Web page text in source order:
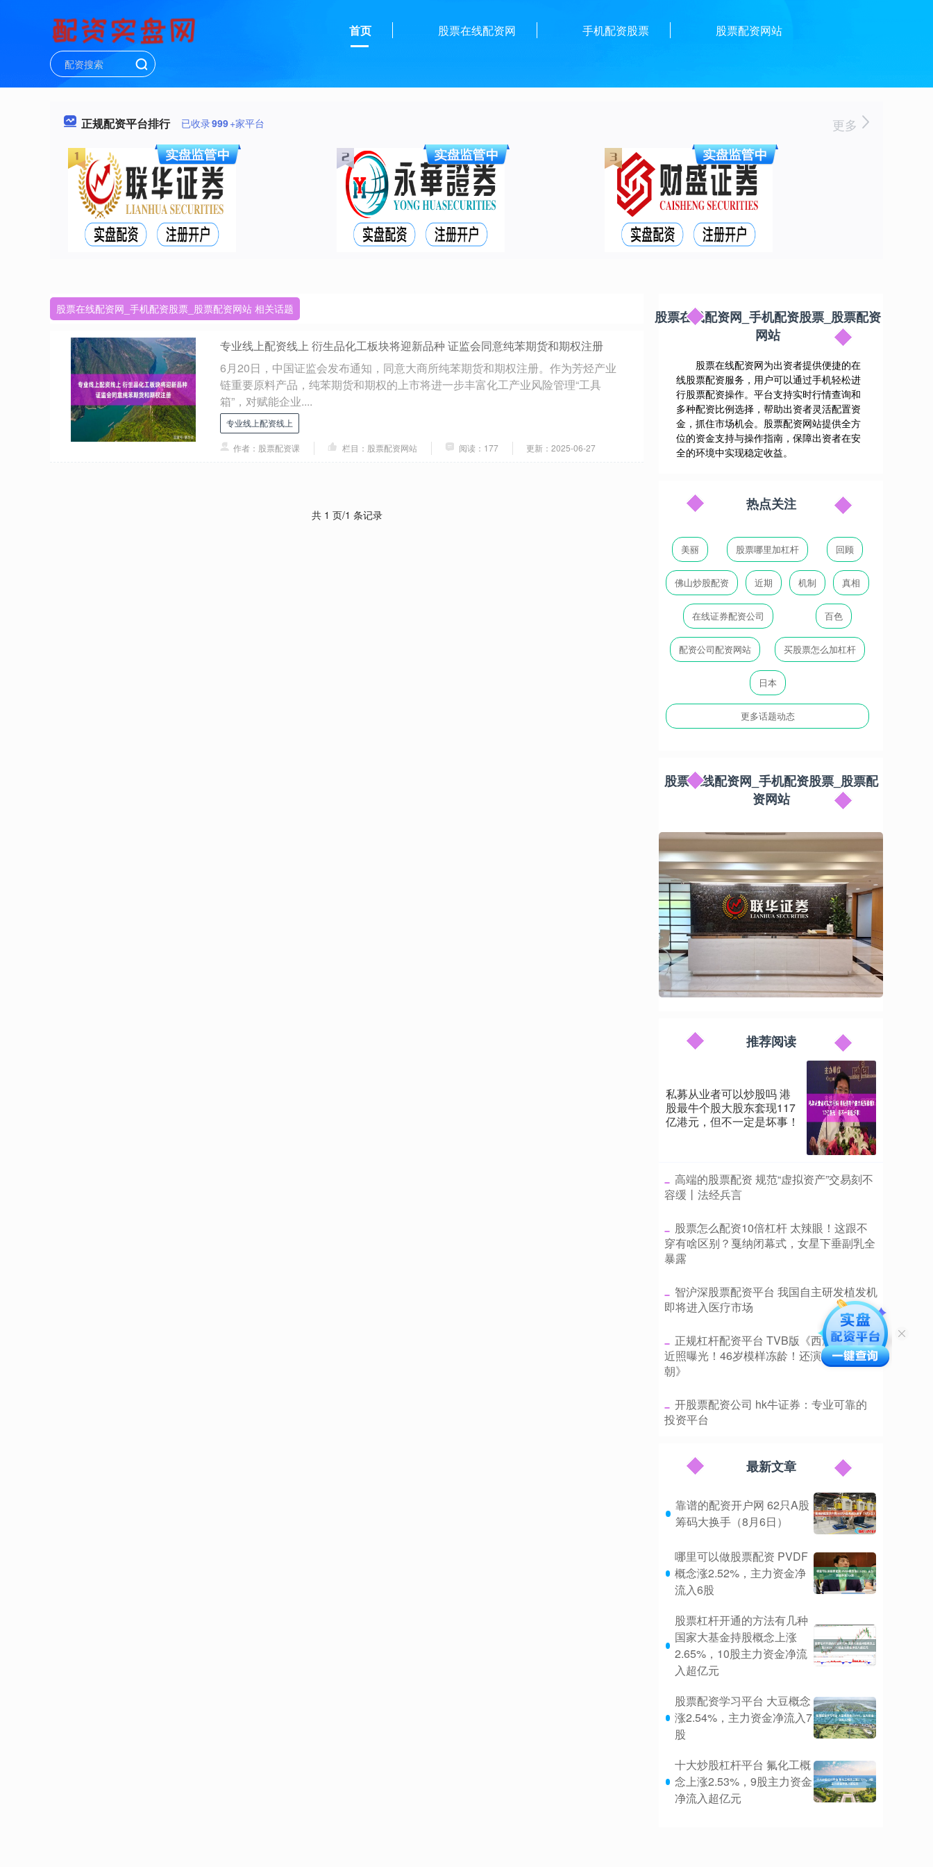
首页 股票在线配资网 手机配资股票 股票配资网站
正规配资平台排行 已收录999+家平台 更多
股票在线配资网_手机配资股票_股票配资网站 相关话题
专业线上配资线上 衍生品化工板块将迎新品种 证监会同意纯苯期货和期权注册
6月20日，中国证监会发布通知，同意大商所纯苯期货和期权注册。作为芳烃产业
链重要原料产品，纯苯期货和期权的上市将进一步丰富化工产业风险管理“工具
箱”，对赋能企业....
专业线上配资线上
作者：股票配资课 栏目：股票配资网站 阅读：177 更新：2025-06-27
共 1 页/1 条记录
股票在线配资网_手机配资股票_股票配资
网站
股票在线配资网为出资者提供便捷的在
线股票配资服务，用户可以通过手机轻松进
行股票配资操作。平台支持实时行情查询和
多种配资比例选择，帮助出资者灵活配置资
金，抓住市场机会。股票配资网站提供全方
位的资金支持与操作指南，保障出资者在安
全的环境中实现稳定收益。
热点关注
美丽 股票哪里加杠杆 回顾
佛山炒股配资 近期 机制 真相
在线证券配资公司 百色
配资公司配资网站 买股票怎么加杠杆
日本
更多话题动态
股票在线配资网_手机配资股票_股票配
资网站
推荐阅读
私募从业者可以炒股吗 港
股最牛个股大股东套现117
亿港元，但不一定是坏事！
​高端的股票配资 规范“虚拟资产”交易刻不
容缓丨法经兵言
​股票怎么配资10倍杠杆 太辣眼！这跟不
穿有啥区别？戛纳闭幕式，女星下垂副乳全
暴露
​智沪深股票配资平台 我国自主研发植发机
即将进入医疗市场
​正规杠杆配资平台 TVB版《西游记》嫦娥
近照曝光！46岁模样冻龄！还演过《雍正王
朝》
​开股票配资公司 hk牛证券：专业可靠的
投资平台
最新文章
靠谱的配资开户网 62只A股
筹码大换手（8月6日）
哪里可以做股票配资 PVDF
概念涨2.52%，主力资金净
流入6股
股票杠杆开通的方法有几种
国家大基金持股概念上涨
2.65%，10股主力资金净流
入超亿元
股票配资学习平台 大豆概念
涨2.54%，主力资金净流入7
股
十大炒股杠杆平台 氟化工概
念上涨2.53%，9股主力资金
净流入超亿元